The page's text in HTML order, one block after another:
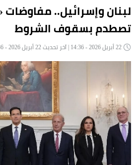
لبنان وإسرائيل..
تصطدم بسقوف الشروط